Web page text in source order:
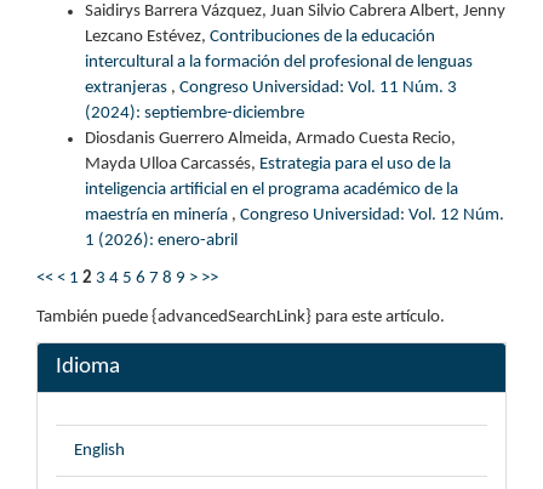
Saidirys Barrera Vázquez, Juan Silvio Cabrera Albert, Jenny
Lezcano Estévez, Contribuciones de la educación
intercultural a la formación del profesional de lenguas
extranjeras , Congreso Universidad: Vol. 11 Núm. 3
(2024): septiembre-diciembre
Diosdanis Guerrero Almeida, Armado Cuesta Recio,
Mayda Ulloa Carcassés, Estrategia para el uso de la
inteligencia artificial en el programa académico de la
maestría en minería , Congreso Universidad: Vol. 12 Núm.
1 (2026): enero-abril
<< < 1 2 3 4 5 6 7 8 9 > >>
También puede {advancedSearchLink} para este artículo.
Idioma
English